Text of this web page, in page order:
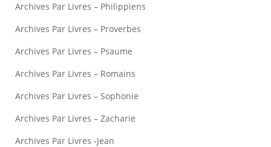
Archives Par Livres – Philippiens
Archives Par Livres – Proverbes
Archives Par Livres – Psaume
Archives Par Livres – Romains
Archives Par Livres – Sophonie
Archives Par Livres – Zacharie
Archives Par Livres -Jean